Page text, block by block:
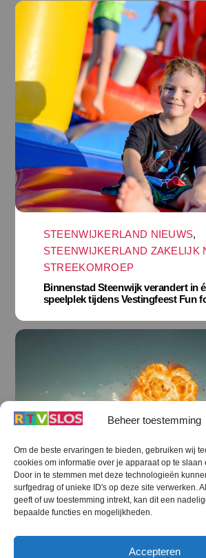
Beheer toestemming
Om de beste ervaringen te bieden, gebruiken wij
cookies om informatie over je apparaat op te slaan
Door in te stemmen met deze technologieën
surfgedrag of unieke ID's op deze site verwerken.
geeft of uw toestemming intrekt, kan dit een
bepaalde functies en mogelijkheden.
Accepteren
STEENWIJKERLAND NIEUWS,
STEENWIJKERLAND ZAKELIJK
STREEKOMROEP
Binnenstad Steenwijk verandert in
speelplek tijdens Vestingfeest Fun
STEENWIJKERLAND CULTUUR